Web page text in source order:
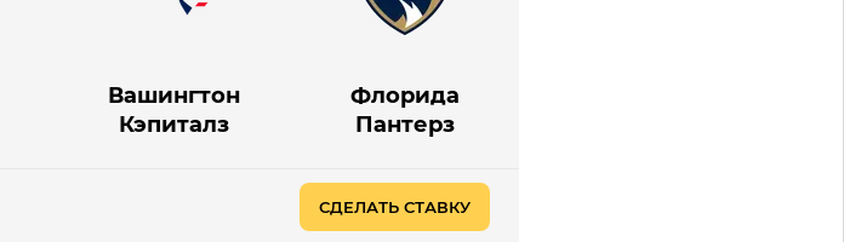
Вашингтон
Кэпиталз
Флорида
Пантерз
СДЕЛАТЬ СТАВКУ